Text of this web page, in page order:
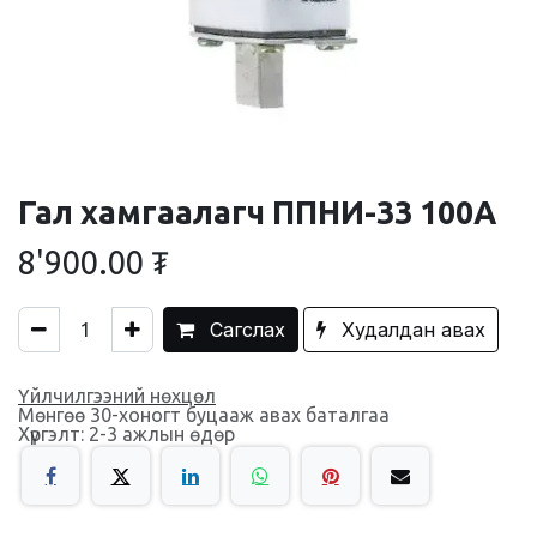
Гал хамгаалагч ППНИ-33 100А
8'900.00 ₮
Сагслах Худалдан авах
Үйлчилгээний нөхцөл
Мөнгөө 30-хоногт буцааж авах баталгаа
Хүргэлт: 2-3 ажлын өдөр